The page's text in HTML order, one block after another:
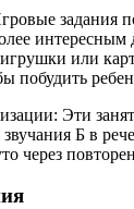
задания
или
побудить
Эти
Б в
через